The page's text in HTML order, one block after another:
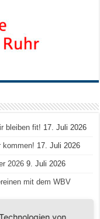
bleiben fit! 17. Juli 2026
kommen! 17. Juli 2026
2026 9. Juli 2026
mit dem WBV
von